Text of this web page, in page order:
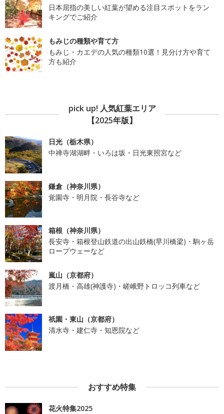
日本屈指の美しい紅葉が望める注目スポットをラン
キングでご紹介
もみじの種類や育て方
もみじ・カエデの人気の種類10選！見分け方や育て
方も紹介
pick up! 人気紅葉エリア
【2025年版】
日光（栃木県）
中禅寺湖湖畔・いろは坂・日光東照宮など
鎌倉（神奈川県）
覚園寺・明月院・長谷寺など
箱根（神奈川県）
長安寺・箱根登山鉄道の出山鉄橋(早川橋梁)・駒ヶ岳
ロープウェーなど
嵐山（京都府）
渡月橋・高雄(神護寺)・嵯峨野トロッコ列車など
祇園・東山（京都府）
清水寺・建仁寺・知恩院など
おすすめ特集
花火特集2025